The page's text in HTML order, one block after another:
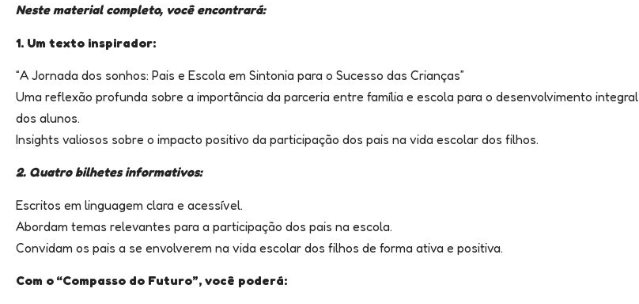
Neste material completo, você encontrará:
1. Um texto inspirador:
“A Jornada dos sonhos: Pais e Escola em Sintonia para o Sucesso das Crianças”
Uma reflexão profunda sobre a importância da parceria entre família e escola para o desenvolvimento integral
dos alunos.
Insights valiosos sobre o impacto positivo da participação dos pais na vida escolar dos filhos.
2. Quatro bilhetes informativos:
Escritos em linguagem clara e acessível.
Abordam temas relevantes para a participação dos pais na escola.
Convidam os pais a se envolverem na vida escolar dos filhos de forma ativa e positiva.
Com o “Compasso do Futuro”, você poderá: